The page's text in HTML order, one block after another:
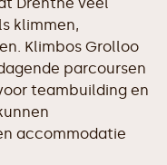
klimmen,
Klimbos Grolloo
parcoursen
teambuilding en
accommodatie